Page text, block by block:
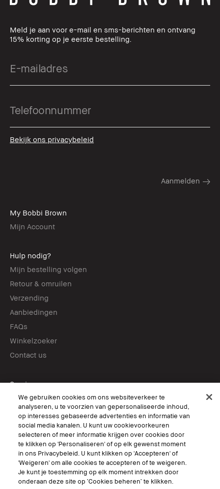
Meld je aan voor e-mail en sms-berichten en ontvang
15% korting op je eerste bestelling.
Bekijk ons privacybeleid
My Bobbi Brown
Mijn Account
Hulp nodig?
Mijn bestelling volgen
Retour & omruilen
Verzending
Aanbiedingen
FAQs
Winkelzoeker
Contact us
Services
Boek een afspraak in-store
Virtual Try-On
Volg ons
© Bobbi Brown Professional Cosmetics, Inc. All worldwide rights reserved.
We gebruiken cookies om ons websiteverkeer te
analyseren, u te voorzien van gepersonaliseerde inhoud,
op interesses gebaseerde advertenties en informatie van
social media kanalen. U kunt uw cookievoorkeuren
selecteren of meer informatie krijgen over cookies door
te klikken op 'Personaliseren' of op elk gewenst moment
in ons Privacybeleid. U kunt klikken op 'Accepteren' of
'Weigeren' om alle cookies te accepteren of te weigeren.
Je kunt je toestemming op elk moment intrekken door
onderaan deze site op ‘Cookies beheren’ te klikken.